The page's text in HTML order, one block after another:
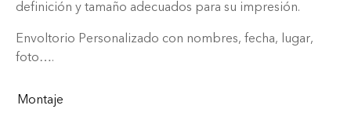
definición y tamaño adecuados para su impresión.
Envoltorio Personalizado con nombres, fecha, lugar,
foto….
Montaje